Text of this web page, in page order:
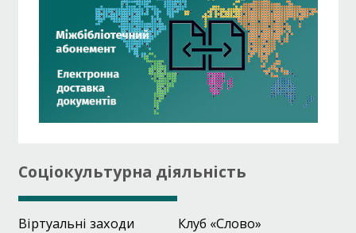
Соціокультурна діяльність
Віртуальні заходи
Клуб «Слово»